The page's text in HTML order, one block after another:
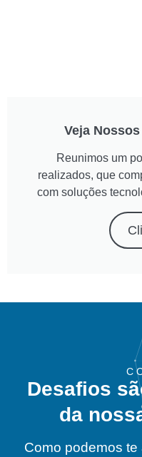
Veja
Reunimos um
realizados, que
com soluções
Desafios
da
Como podemos